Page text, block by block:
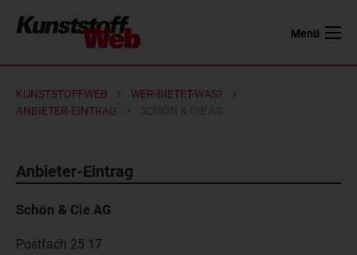
Menü
KUNSTSTOFFWEB
WER-BIETET-WAS?
ANBIETER-EINTRAG
Anbieter-Eintrag
Schön & Cie AG
Postfach 25 17